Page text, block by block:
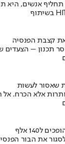
קצבת הפנסיה
תכנון – הצעדים
שאסור לעשות
אלא הכרח. אל
את הבור